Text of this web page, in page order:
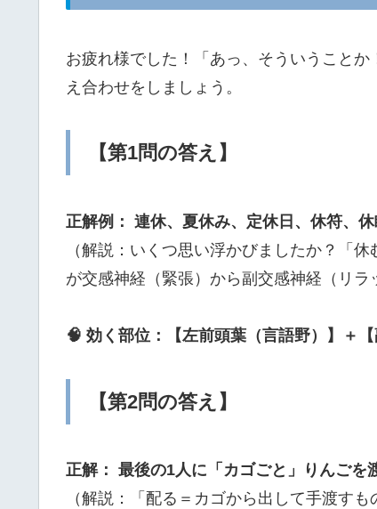
お疲れ様でした！「あっ、そういうこと
え合わせをしましょう。
【第1問の答え】
正解例： 連休、夏休み、定休日、休符、
（解説：いくつ思い浮かびましたか？「
が交感神経（緊張）から副交感神経（リラ
🧠 効く部位：【左前頭葉（言語野）】＋【
【第2問の答え】
正解： 最後の1人に「カゴごと」りんごを
（解説：「配る＝カゴから出して手渡す